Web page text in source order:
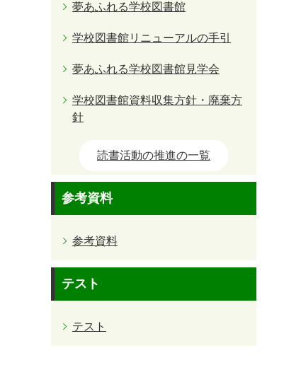
夢あふれる学校図書館
学校図書館リニューアルの手引
夢あふれる学校図書館見学会
学校図書館資料収集方針・廃棄方
針
読書活動の推進の一覧
参考資料
参考資料
テスト
テスト